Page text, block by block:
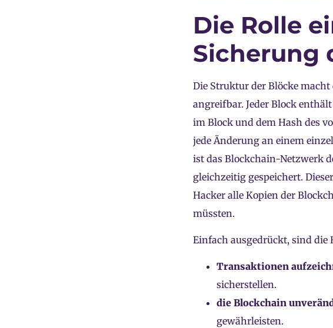
Die Rolle
Sicherung
Die Struktur der Blöcke
angreifbar. Jeder Block
im Block und dem Hash des
jede Änderung an einem
ist das Blockchain-Netzwerk
gleichzeitig gespeichert.
Hacker alle Kopien der
müssten.
Einfach ausgedrückt, sind die
Transaktionen
sicherstellen.
die Blockchain
gewährleisten.